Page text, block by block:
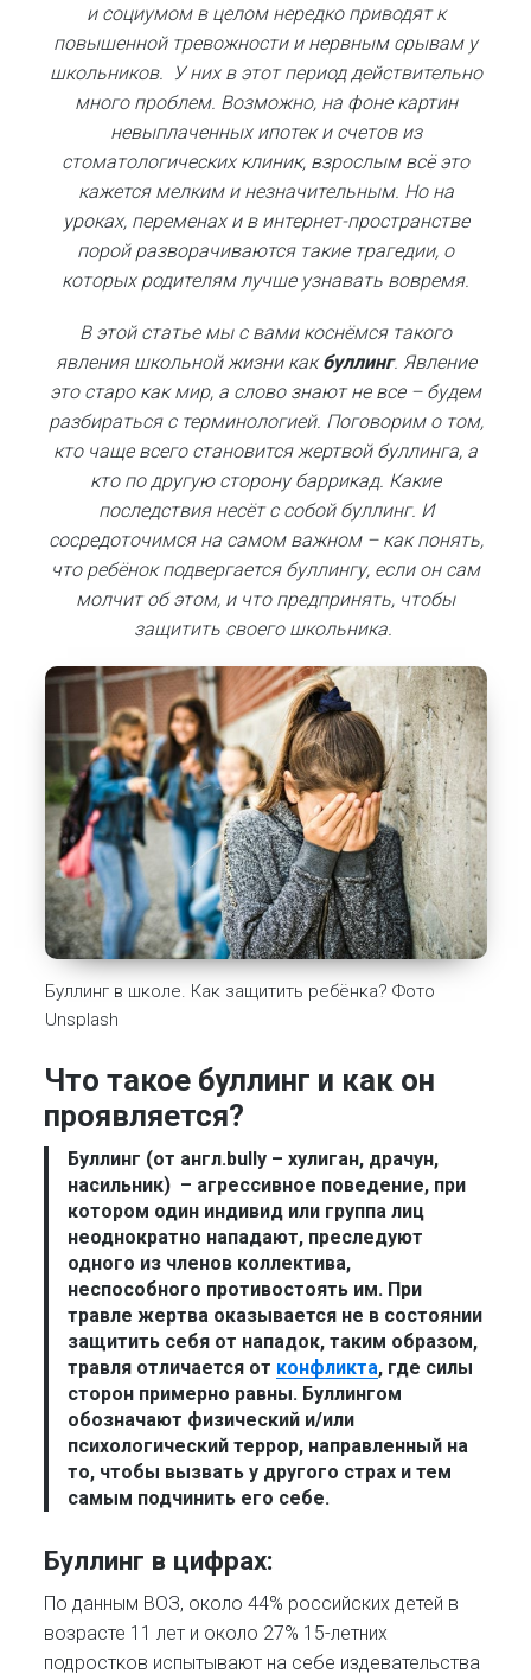
и социумом в целом нередко приводят к
повышенной тревожности и нервным срывам у
школьников. У них в этот период действительно
много проблем. Возможно, на фоне картин
невыплаченных ипотек и счетов из
стоматологических клиник, взрослым всё это
кажется мелким и незначительным. Но на
уроках, переменах и в интернет-пространстве
порой разворачиваются такие трагедии, о
которых родителям лучше узнавать вовремя.
В этой статье мы с вами коснёмся такого
явления школьной жизни какбуллинг. Явление
это старо как мир, а слово знают не все – будем
разбираться с терминологией. Поговорим о том,
кто чаще всего становится жертвой буллинга, а
кто по другую сторону баррикад. Какие
последствия несёт с собой буллинг. И
сосредоточимся на самом важном – как понять,
что ребёнок подвергается буллингу, если он сам
молчит об этом, и что предпринять, чтобы
защитить своего школьника.
Буллинг в школе. Как защитить ребёнка? Фото
Unsplash
Что такое буллинг и как он
проявляется?
Буллинг (от англ.bully – хулиган, драчун,
насильник) – агрессивное поведение, при
котором один индивид или группа лиц
неоднократно нападают, преследуют
одного из членов коллектива,
неспособного противостоять им. При
травле жертва оказывается не в состоянии
защитить себя от нападок, таким образом,
травля отличается от конфликта, где силы
сторон примерно равны. Буллингом
обозначают физический и/или
психологический террор, направленный на
то, чтобы вызвать у другого страх и тем
самым подчинить его себе.
Буллинг в цифрах:
По данным ВОЗ, около 44% российских детей в
возрасте 11 лет и около 27% 15-летних
подростков испытывают на себе издевательства